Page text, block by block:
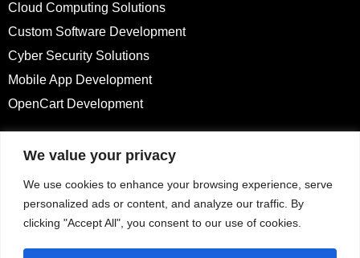
We value your privacy
We use cookies to enhance your browsing experience, serve
personalized ads or content, and analyze our traffic. By
clicking "Accept All", you consent to our use of cookies.
Cloud Computing Solutions
Custom Software Development
Cyber Security Solutions
Mobile App Development
OpenCart Development
Plugins & Themes
Οδηγίες Χρήσεις
Επικοινωνία